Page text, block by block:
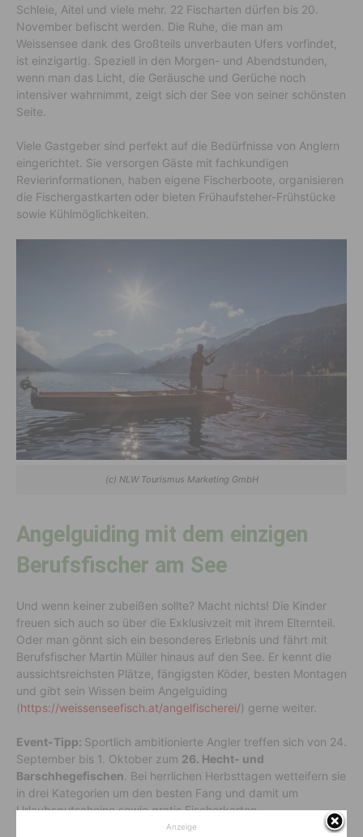
Schleie, Aitel und viele mehr. 22 Fischarten dürfen bis 20.
November befischt werden. Die Ruhe, die man am
Weissensee dank des Großteils unverbauten Ufers vorfindet,
ist einzigartig. Speziell in den Morgen- und Abendstunden,
wenn man das Licht, die Geräusche und Gerüche noch
intensiver wahrnimmt, zeigt sich der See von seiner schönsten
Seite.
Viele Gastgeber sind perfekt auf die Bedürfnisse von Anglern
eingerichtet. Sie versorgen Gäste mit fachkundigen
Revierinformationen, haben eigene Fischerboote, organisieren
die Fischergastkarten oder bieten Frühaufsteher-Frühstücke
sowie Kühlmöglichkeiten.
(c) NLW Tourismus Marketing GmbH
Angelguiding mit dem einzigen
Berufsfischer am See
Und wenn keiner zubeißen sollte? Macht nichts! Die Kinder
freuen sich auch so über die Exklusivzeit mit ihrem Elternteil.
Oder man gönnt sich ein besonderes Erlebnis und fährt mit
Berufsfischer Martin Müller hinaus auf den See. Er kennt die
aussichtsreichsten Plätze, fängigsten Köder, besten Montagen
und gibt sein Wissen beim Angelguiding
(https://weissenseefisch.at/angelfischerei/) gerne weiter.
Event-Tipp: Sportlich ambitionierte Angler treffen sich von 24.
September bis 1. Oktober zum 26. Hecht- und
Barschhegefischen . Bei herrlichen Herbsttagen wetteifern sie
in drei Kategorien um den besten Fang und damit um
Urlaubsgutscheine sowie gratis Fischerkarten.
Anzeige